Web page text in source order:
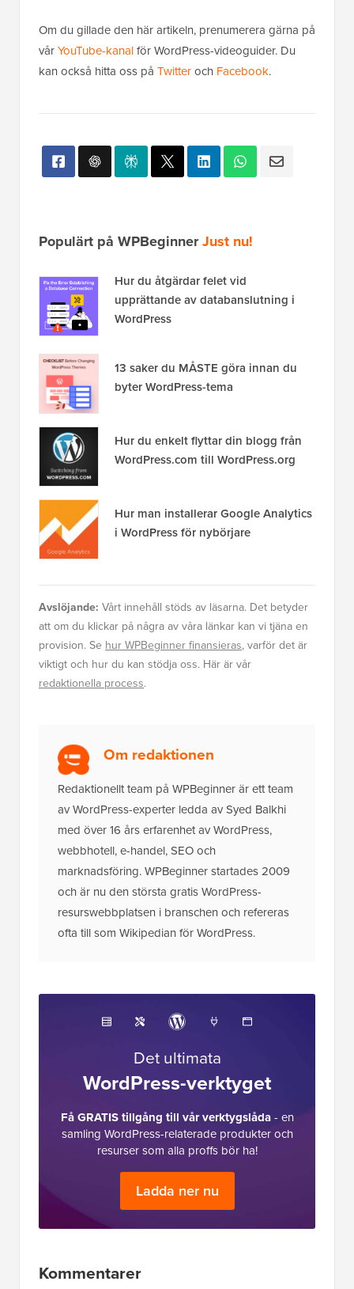
Om du gillade den här artikeln, prenumerera gärna på
vårYouTube-kanalför WordPress-videoguider. Du
kan också hitta oss på Twitteroch Facebook.
Populärt på WPBeginnerJust nu!
Hur du åtgärdar felet vid
upprättande av databanslutning i
WordPress
13 saker du MÅSTE göra innan du
byter WordPress-tema
Hur du enkelt flyttar din blogg från
WordPress.com till WordPress.org
Hur man installerar Google Analytics
i WordPress för nybörjare
Avslöjande: Vårt innehåll stöds av läsarna. Det betyder
att om du klickar på några av våra länkar kan vi tjäna en
provision. Se hur WPBeginner finansieras, varför det är
viktigt och hur du kan stödja oss. Här är vår
redaktionella process.
Om redaktionen
Redaktionellt team på WPBeginner är ett team
av WordPress-experter ledda av Syed Balkhi
med över 16 års erfarenhet av WordPress,
webbhotell, e-handel, SEO och
marknadsföring. WPBeginner startades 2009
och är nu den största gratis WordPress-
resurswebbplatsen i branschen och refereras
ofta till som Wikipedian för WordPress.
Det ultimata
WordPress-verktyget
Få GRATIS tillgång till vår verktygslåda- en
samling WordPress-relaterade produkter och
resurser som alla proffs bör ha!
Ladda ner nu
Läsarnas
Kommentarer